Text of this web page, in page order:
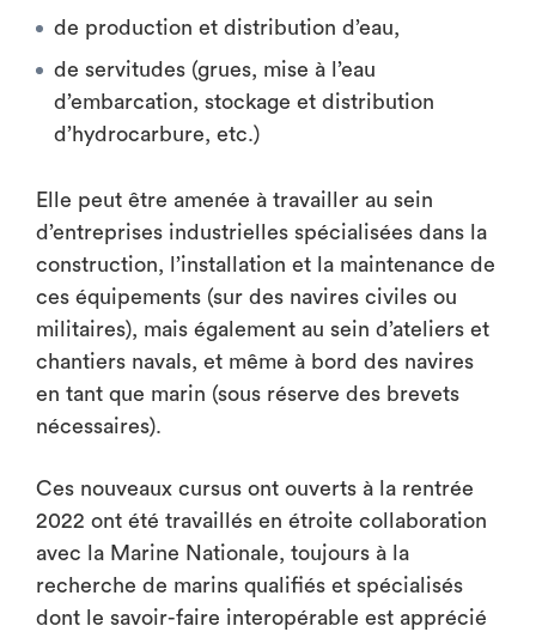
de production et distribution d’eau,
de servitudes (grues, mise à l’eau
d’embarcation, stockage et distribution
d’hydrocarbure, etc.)
Elle peut être amenée à travailler au sein
d’entreprises industrielles spécialisées dans la
construction, l’installation et la maintenance de
ces équipements (sur des navires civiles ou
militaires), mais également au sein d’ateliers et
chantiers navals, et même à bord des navires
en tant que marin (sous réserve des brevets
nécessaires).
Ces nouveaux cursus ont ouverts à la rentrée
2022 ont été travaillés en étroite collaboration
avec la Marine Nationale, toujours à la
recherche de marins qualifiés et spécialisés
dont le savoir-faire interopérable est apprécié